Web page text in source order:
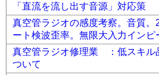
「直流を流し出す音源」対応策
真空管ラジオの感度考察。音質。
ート検波歪率。無限大入力インピ
真空管ラジオ修理業 ：低スキル
ついて